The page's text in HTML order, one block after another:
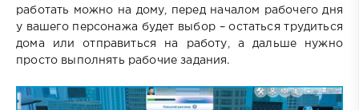
работать можно на дому, перед началом рабочего дня
у вашего персонажа будет выбор – остаться трудиться
дома или отправиться на работу, а дальше нужно
просто выполнять рабочие задания.